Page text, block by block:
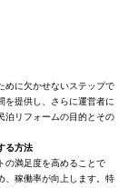
めに欠かせないステップで
を提供し、さらに運営者に
泊リフォームの目的とその
る方法
の満足度を高めることで
、稼働率が向上します。特